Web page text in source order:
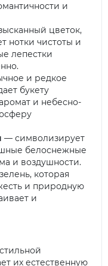
и
цветок,
нотки чистоты и
лепестки
и редкое
букету
и небесно-
— символизирует
белоснежные
и воздушности.
которая
и природную
и
их естественную